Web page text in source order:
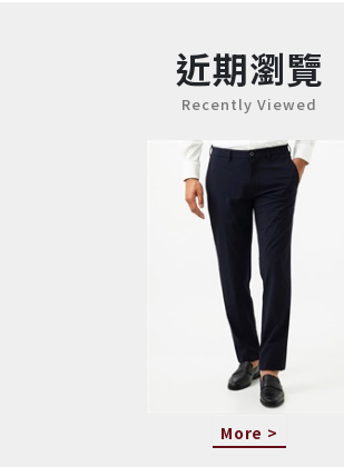
近期瀏覽
Recently Viewed
More >